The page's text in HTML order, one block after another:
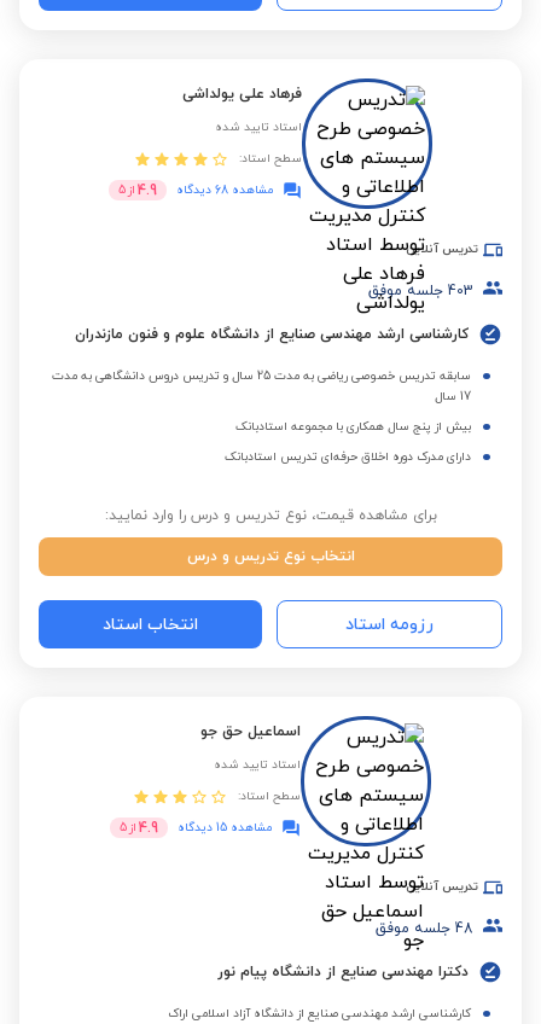
فرهاد علی یولداشی
استاد تایید شده
سطح استاد:
مشاهده 68 دیدگاه
4.9 از 5
تدریس آنلاین
403 جلسه موفق
کارشناسی ارشد مهندسی صنایع از دانشگاه علوم و فنون مازندران
سابقه تدریس خصوصی ریاضی به مدت 25 سال و تدریس دروس دانشگاهی به مدت
17 سال
بیش از پنج سال همکاری با مجموعه استادبانک
دارای مدرک دوره اخلاق حرفه‌ای تدریس استادبانک
برای مشاهده قیمت، نوع تدریس و درس را وارد نمایید:
انتخاب نوع تدریس و درس
رزومه استاد انتخاب استاد
اسماعیل حق جو
استاد تایید شده
سطح استاد:
مشاهده 15 دیدگاه
4.9 از 5
تدریس آنلاین
48 جلسه موفق
دکترا مهندسی صنایع از دانشگاه پیام نور
کارشناسی ارشد مهندسی صنایع از دانشگاه آزاد اسلامی اراک